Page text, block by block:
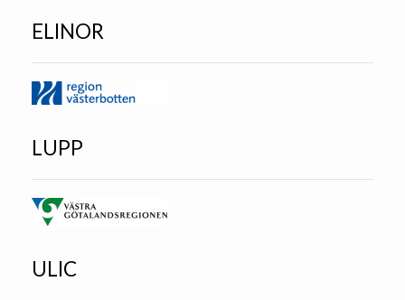
ELINOR
LUPP
ULIC